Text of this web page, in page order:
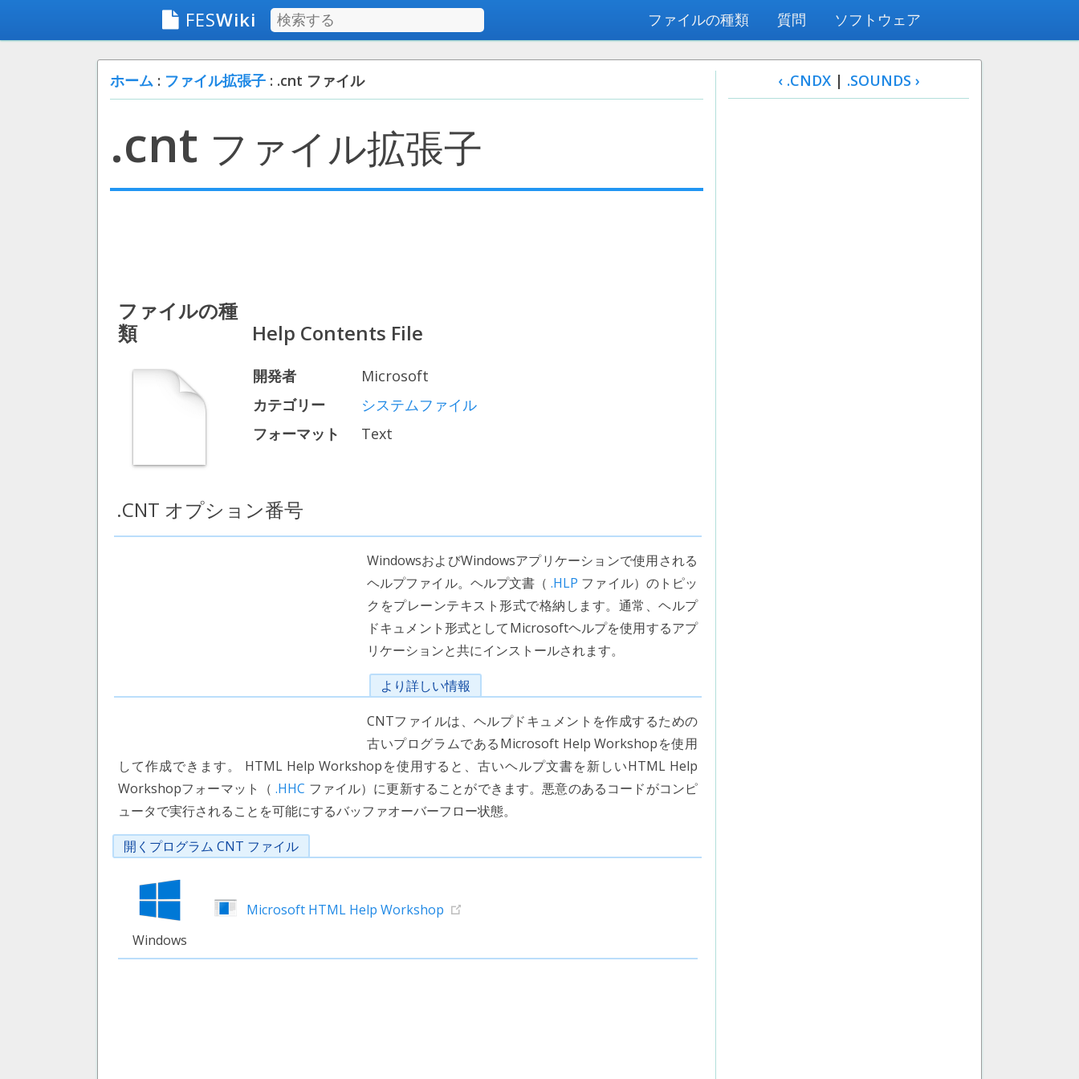
FESWiki ファイルの種類 質問 ソフトウェア
ホーム : ファイル拡張子 : .cnt ファイル
.cnt ファイル拡張子
ファイルの種
類
Help Contents File
開発者
Microsoft
カテゴリー
システムファイル
フォーマット
Text
.CNT オプション番号
WindowsおよびWindowsアプリケーションで使用される
ヘルプファイル。ヘルプ文書（.HLP ファイル）のトピッ
クをプレーンテキスト形式で格納します。通常、ヘルプ
ドキュメント形式としてMicrosoftヘルプを使用するアプ
リケーションと共にインストールされます。
より詳しい情報
CNTファイルは、ヘルプドキュメントを作成するための
古いプログラムであるMicrosoft Help Workshopを使用
して作成できます。 HTML Help Workshopを使用すると、古いヘルプ文書を新しいHTML Help
Workshopフォーマット（.HHC ファイル）に更新することができます。悪意のあるコードがコンピ
ュータで実行されることを可能にするバッファオーバーフロー状態。
開くプログラム CNT ファイル
Windows
Microsoft HTML Help Workshop
‹ .CNDX| .SOUNDS ›